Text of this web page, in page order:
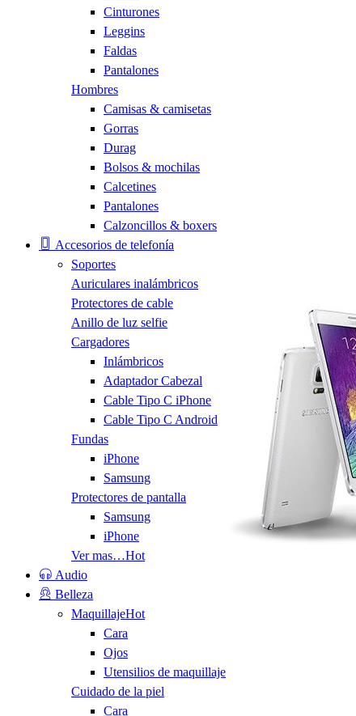
Cinturones
Leggins
Faldas
Pantalones
Hombres
Camisas & camisetas
Gorras
Durag
Bolsos & mochilas
Calcetines
Pantalones
Calzoncillos & boxers
Accesorios de telefonía
Soportes
Auriculares inalámbricos
Protectores de cable
Anillo de luz selfie
Cargadores
Inlámbricos
Adaptador Cabezal
Cable Tipo C iPhone
Cable Tipo C Android
Fundas
iPhone
Samsung
Protectores de pantalla
Samsung
iPhone
Ver mas…Hot
Audio
Belleza
MaquillajeHot
Cara
Ojos
Utensilios de maquillaje
Cuidado de la piel
Cara